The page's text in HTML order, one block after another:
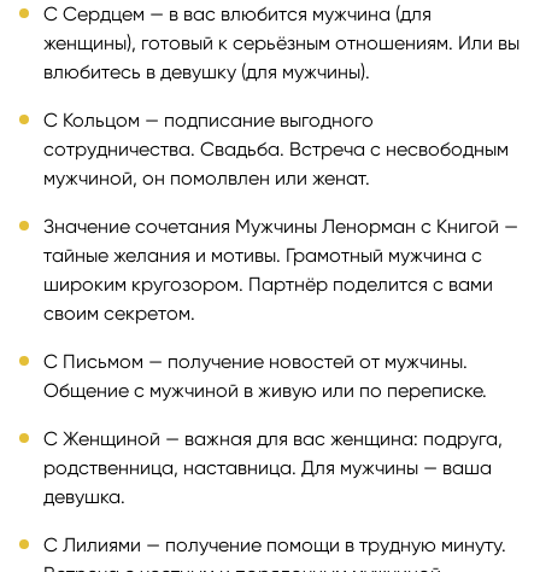
С Сердцем — в вас влюбится мужчина (для
женщины), готовый к серьёзным отношениям. Или вы
влюбитесь в девушку (для мужчины).
С Кольцом — подписание выгодного
сотрудничества. Свадьба. Встреча с несвободным
мужчиной, он помолвлен или женат.
Значение сочетания Мужчины Ленорман с Книгой —
тайные желания и мотивы. Грамотный мужчина с
широким кругозором. Партнёр поделится с вами
своим секретом.
С Письмом — получение новостей от мужчины.
Общение с мужчиной в живую или по переписке.
С Женщиной — важная для вас женщина: подруга,
родственница, наставница. Для мужчины — ваша
девушка.
С Лилиями — получение помощи в трудную минуту.